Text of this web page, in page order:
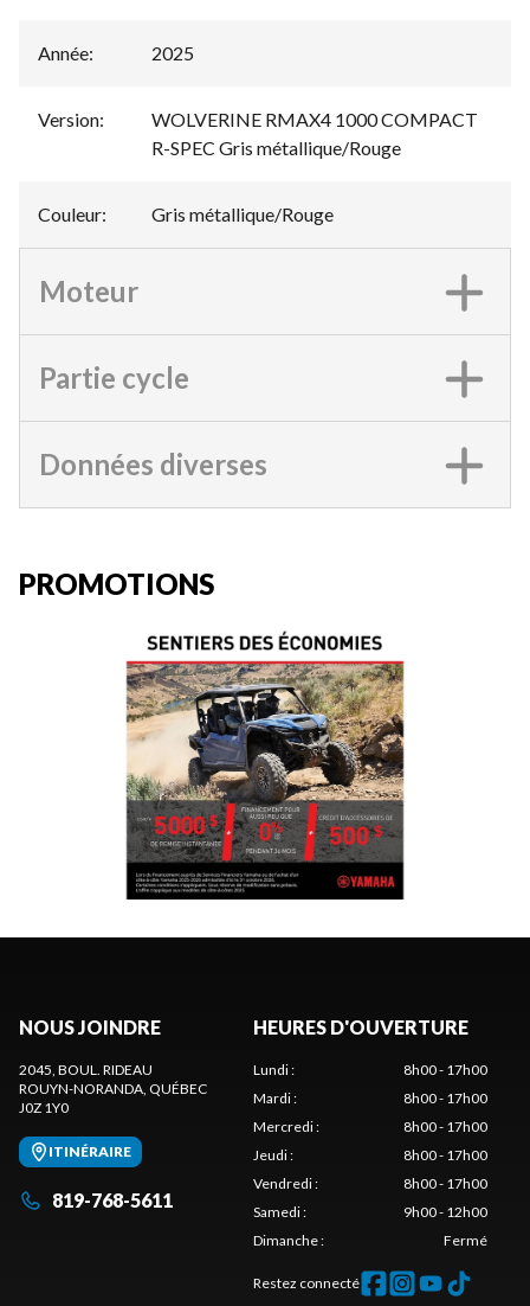
Année: 2025
Version:
WOLVERINE RMAX4 1000 COMPACT
R-SPEC Gris métallique/Rouge
Couleur: Gris métallique/Rouge
Moteur
Partie cycle
Données diverses
PROMOTIONS
NOUS JOINDRE
2045, BOUL. RIDEAU
ROUYN-NORANDA, QUÉBEC
J0Z 1Y0
ITINÉRAIRE
819-768-5611
HEURES D'OUVERTURE
Lundi:
8h00 - 17h00
Mardi:
8h00 - 17h00
Mercredi:
8h00 - 17h00
Jeudi:
8h00 - 17h00
Vendredi:
8h00 - 17h00
Samedi:
9h00 - 12h00
Dimanche: Fermé
Restez connecté